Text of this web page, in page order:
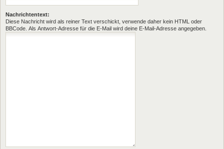
Nachrichtentext:
Diese Nachricht wird als reiner Text verschickt, verwende daher kein HTML oder
BBCode. Als Antwort-Adresse für die E-Mail wird deine E-Mail-Adresse angegeben.